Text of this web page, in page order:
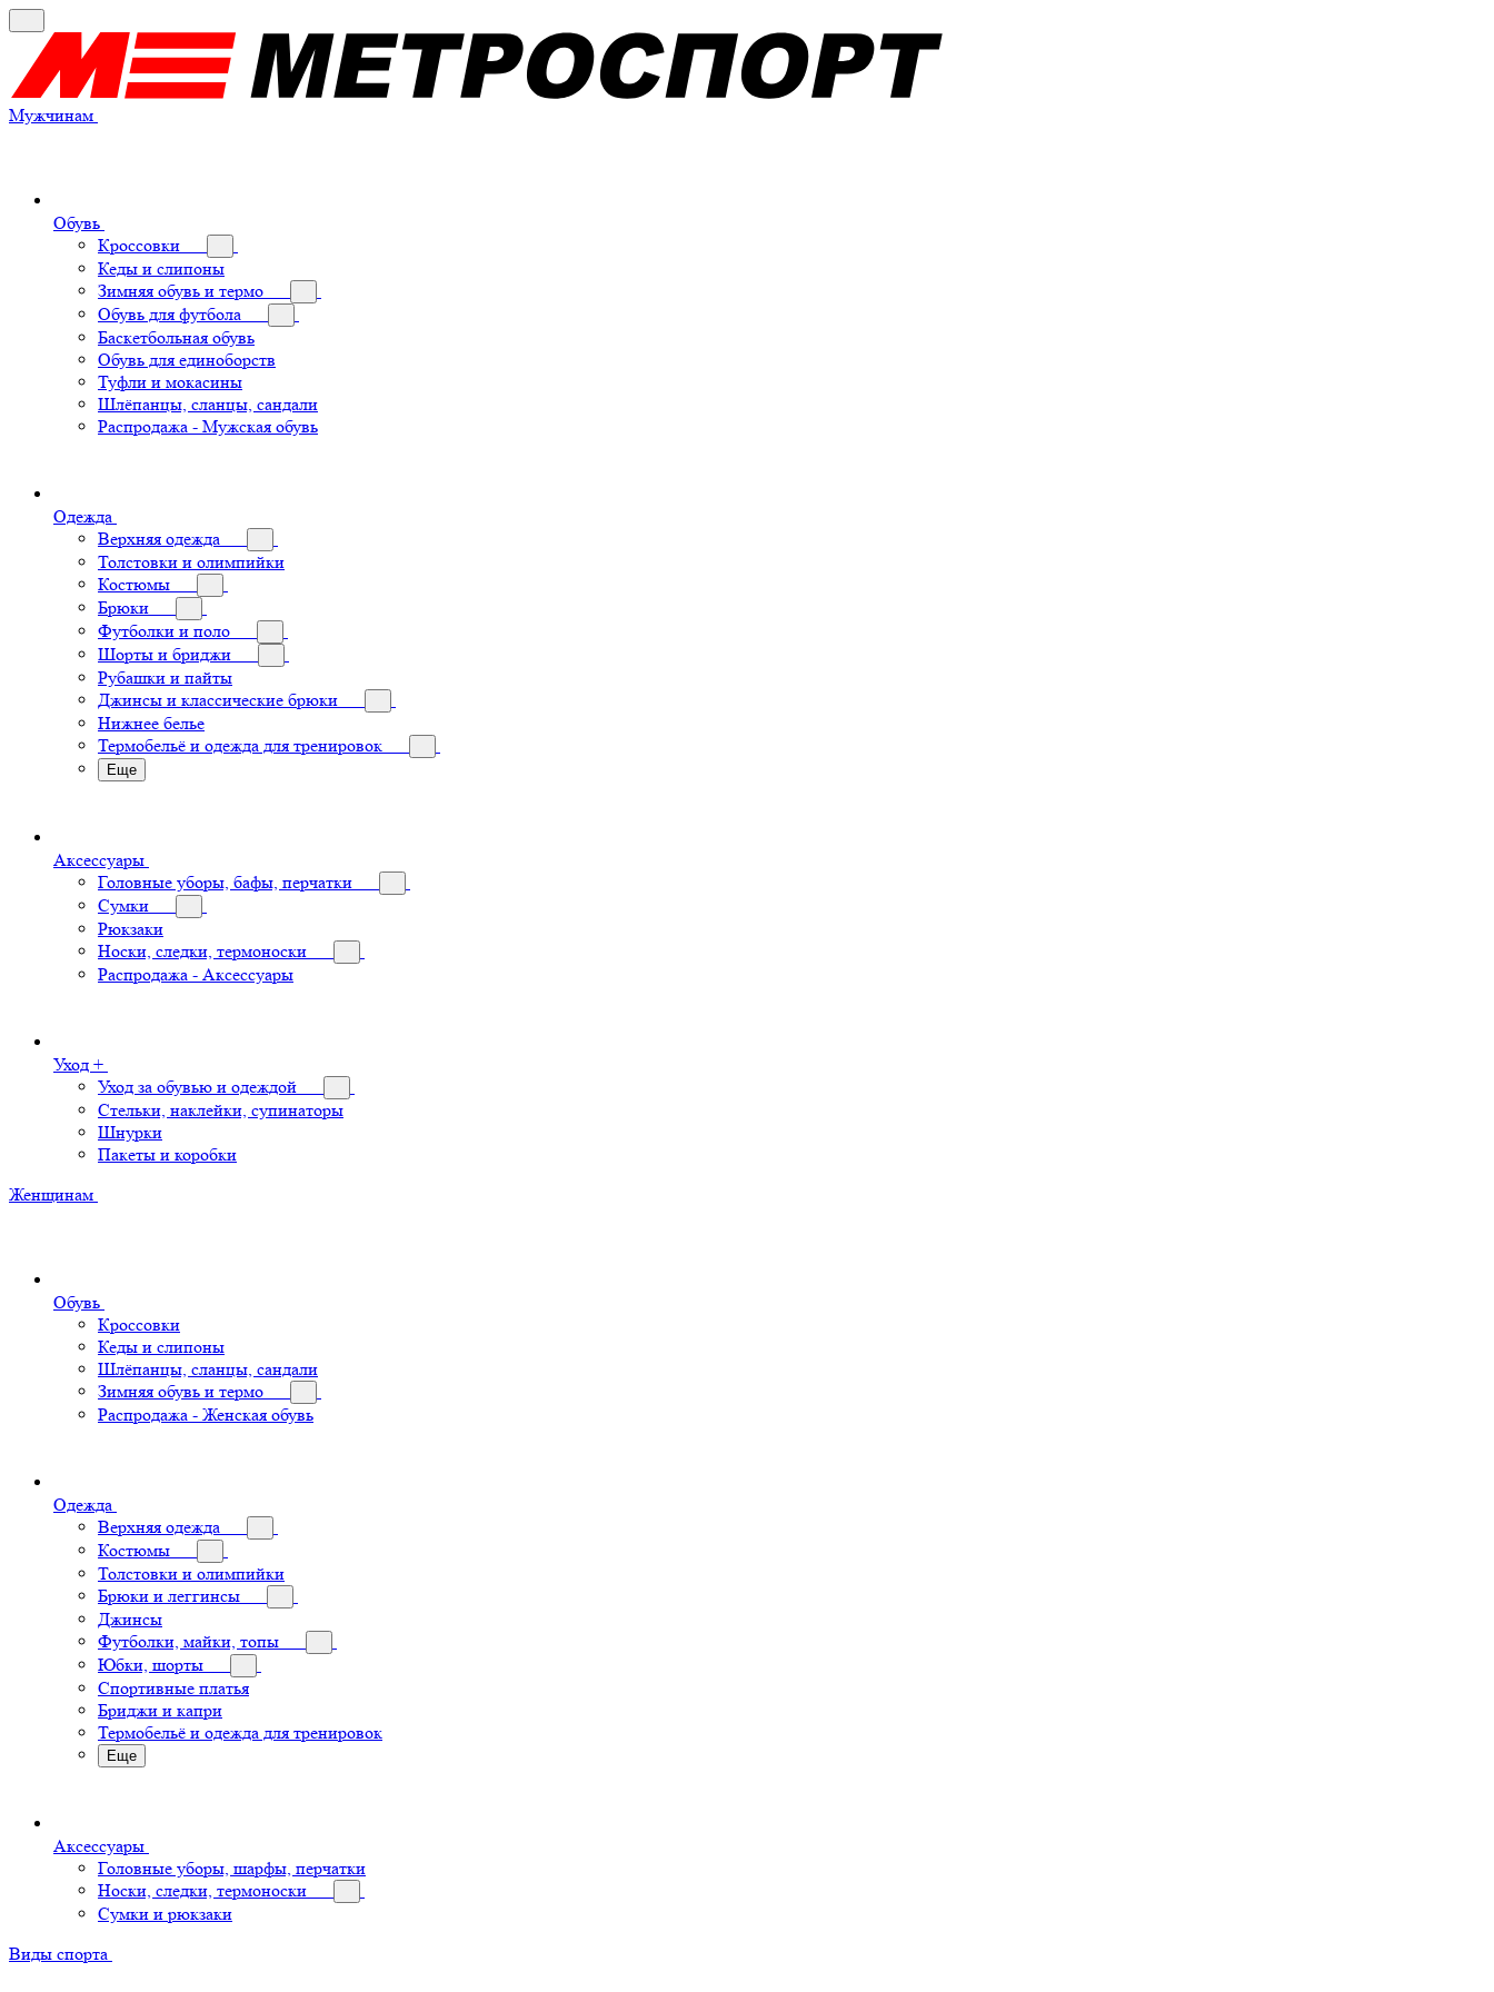
Мужчинам
Обувь
Кроссовки
Кеды и слипоны
Зимняя обувь и термо
Обувь для футбола
Баскетбольная обувь
Обувь для единоборств
Туфли и мокасины
Шлёпанцы, сланцы, сандали
Распродажа - Мужская обувь
Одежда
Верхняя одежда
Толстовки и олимпийки
Костюмы
Брюки
Футболки и поло
Шорты и бриджи
Рубашки и пайты
Джинсы и классические брюки
Нижнее белье
Термобельё и одежда для тренировок
Еще
Аксессуары
Головные уборы, бафы, перчатки
Сумки
Рюкзаки
Носки, следки, термоноски
Распродажа - Аксессуары
Уход +
Уход за обувью и одеждой
Стельки, наклейки, супинаторы
Шнурки
Пакеты и коробки
Женщинам
Обувь
Кроссовки
Кеды и слипоны
Шлёпанцы, сланцы, сандали
Зимняя обувь и термо
Распродажа - Женская обувь
Одежда
Верхняя одежда
Костюмы
Толстовки и олимпийки
Брюки и леггинсы
Джинсы
Футболки, майки, топы
Юбки, шорты
Спортивные платья
Бриджи и капри
Термобельё и одежда для тренировок
Еще
Аксессуары
Головные уборы, шарфы, перчатки
Носки, следки, термоноски
Сумки и рюкзаки
Виды спорта